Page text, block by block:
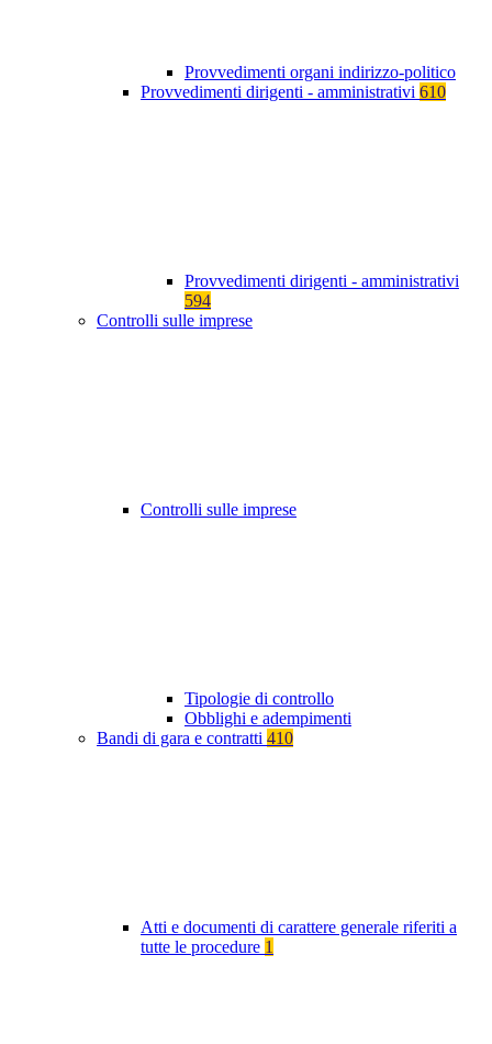
Provvedimenti organi indirizzo-politico
Provvedimenti dirigenti - amministrativi 610
Provvedimenti dirigenti - amministrativi
594
Controlli sulle imprese
Controlli sulle imprese
Tipologie di controllo
Obblighi e adempimenti
Bandi di gara e contratti 410
Atti e documenti di carattere generale riferiti a
tutte le procedure 1